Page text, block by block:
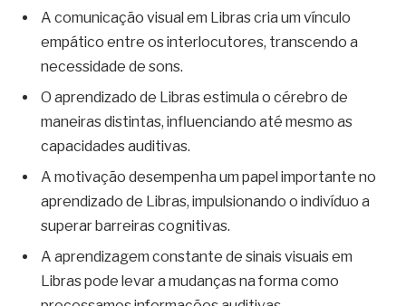
A comunicação visual em Libras cria um vínculo
empático entre os interlocutores, transcendo a
necessidade de sons.
O aprendizado de Libras estimula o cérebro de
maneiras distintas, influenciando até mesmo as
capacidades auditivas.
A motivação desempenha um papel importante no
aprendizado de Libras, impulsionando o indivíduo a
superar barreiras cognitivas.
A aprendizagem constante de sinais visuais em
Libras pode levar a mudanças na forma como